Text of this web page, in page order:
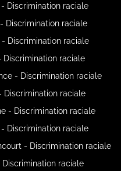
Discrimination raciale
Discrimination raciale
Discrimination raciale
Discrimination raciale
- Discrimination raciale
Discrimination raciale
- Discrimination raciale
Discrimination raciale
- Discrimination raciale
raciale